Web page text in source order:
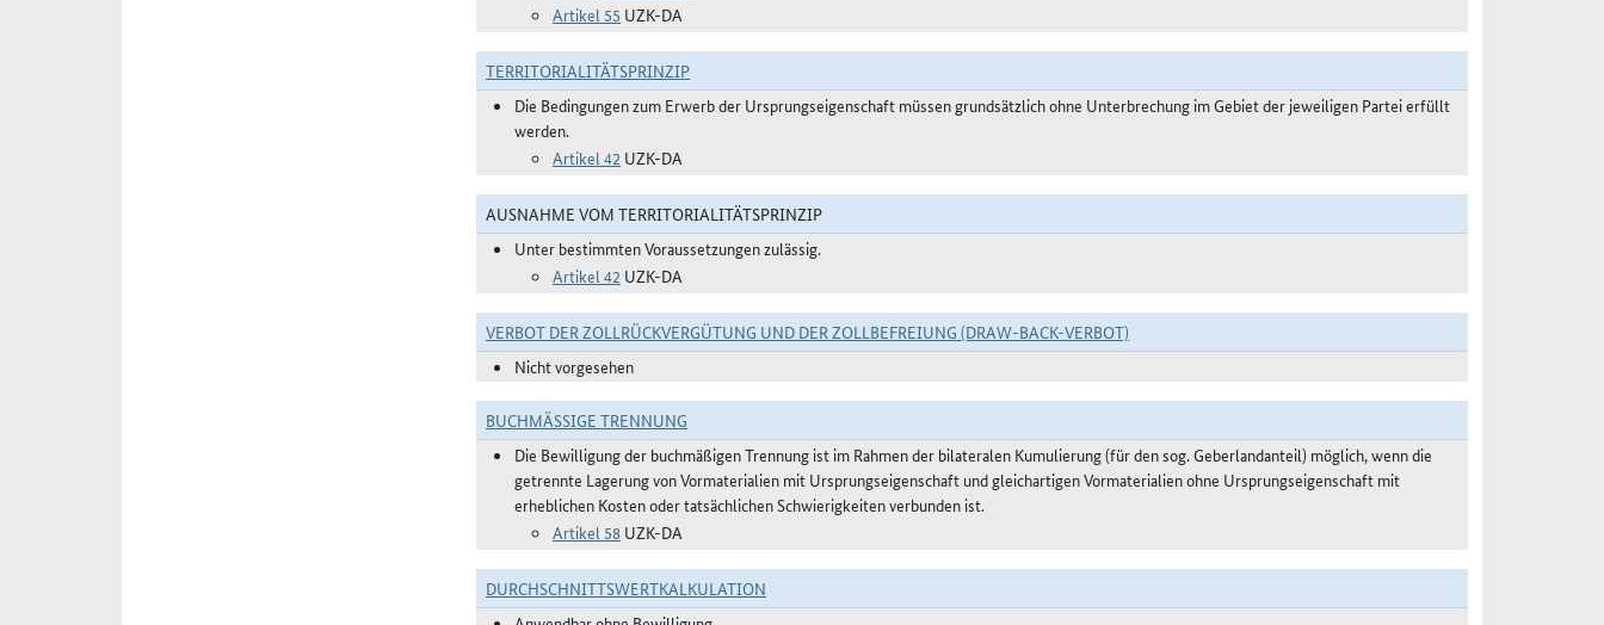
Artikel 55 UZK-DA
TERRITORIALITÄTSPRINZIP
Die Bedingungen zum Erwerb der Ursprungseigenschaft müssen grundsätzlich ohne Unterbrechung im Gebiet der jeweiligen Partei erfüllt
werden.
Artikel 42 UZK-DA
AUSNAHME VOM TERRITORIALITÄTSPRINZIP
Unter bestimmten Voraussetzungen zulässig.
Artikel 42 UZK-DA
VERBOT DER ZOLLRÜCKVERGÜTUNG UND DER ZOLLBEFREIUNG (DRAW-BACK-VERBOT)
Nicht vorgesehen
BUCHMÄSSIGE TRENNUNG
Die Bewilligung der buchmäßigen Trennung ist im Rahmen der bilateralen Kumulierung (für den sog. Geberlandanteil) möglich, wenn die
getrennte Lagerung von Vormaterialien mit Ursprungseigenschaft und gleichartigen Vormaterialien ohne Ursprungseigenschaft mit
erheblichen Kosten oder tatsächlichen Schwierigkeiten verbunden ist.
Artikel 58 UZK-DA
DURCHSCHNITTSWERTKALKULATION